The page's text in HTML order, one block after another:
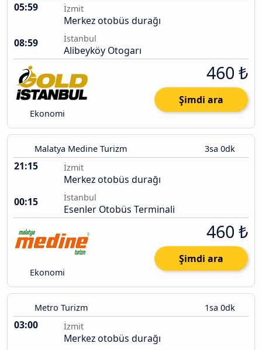
05:59 İzmit
Merkez otobüs durağı
08:59
İstanbul
Alibeyköy Otogarı
Ekonomi
460 ₺
Şimdi ara
Malatya Medine Turizm 3sa 0dk
21:15 İzmit
Merkez otobüs durağı
00:15
İstanbul
Esenler Otobüs Terminali
Ekonomi
460 ₺
Şimdi ara
Metro Turizm 1sa 0dk
03:00 İzmit
Merkez otobüs durağı